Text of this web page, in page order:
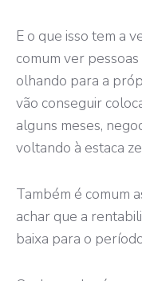
E o que isso tem a
comum ver
olhando para a
vão conseguir
alguns meses,
voltando à estaca
Também é comum
achar que a
baixa para o